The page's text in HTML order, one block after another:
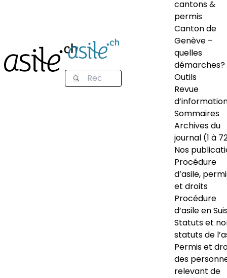
cantons &
permis
Canton de
Genève –
quelles
démarches?
Outils
Revue
Sommaires
Archives du
journal (1 à
Nos
Procédure
d’asile,
et droits
Procédure
d’asile en
Statuts et
statuts de
Permis et
des
relevant de